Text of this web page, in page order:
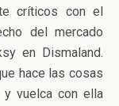
críticos con el
del mercado
en Dismaland.
hace las cosas
y vuelca con ella